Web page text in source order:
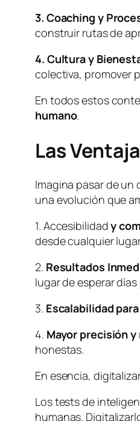
3. Coaching y
construir rutas de
4. Cultura y
colectiva, promover
En todos estos
humano.
Las
Imagina pasar de
una evolución que
1. Accesibilidady
desde cualquier
2. Resultados
lugar de esperar
3. Escalabilidad
4. Mayor precisión
honestas.
En esencia,
Los tests de
humanas.